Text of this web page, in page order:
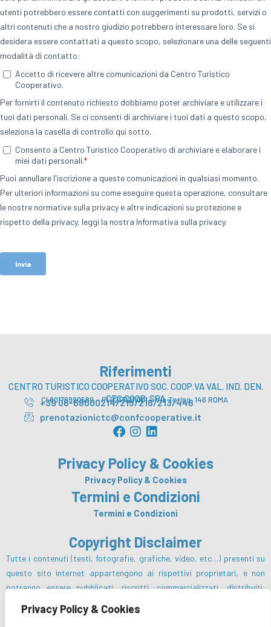
Privacy Policy & Cookies
Riferimenti
CENTRO TURISTICO COOPERATIVO SOC. COOP.VA VAL. IND. DEN.
CTC COOP. SPA
CI 80176990580 – PI 02131211001 – Via Torino, 146 ROMA
+39 06-68000214/215/216/213/446
prenotazionictc@confcooperative.it
F
a
e
b
o
o
k
I
t
a
g
r
a
L
k
e
d
i
n
Privacy Policy & Cookies
Privacy Policy & Cookies
Termini e Condizioni
Termini e Condizioni
Copyright Disclaimer
Tutte i contenuti (testi, fotografie, grafiche, video, etc…) presenti su
questo sito internet appartengono ai rispettivi proprietari, e non
potranno essere pubblicati, riscritti, commercializzati, distribuiti,
alcun modo e sotto qualsiasi forma salvo preventiva autorizzazione da